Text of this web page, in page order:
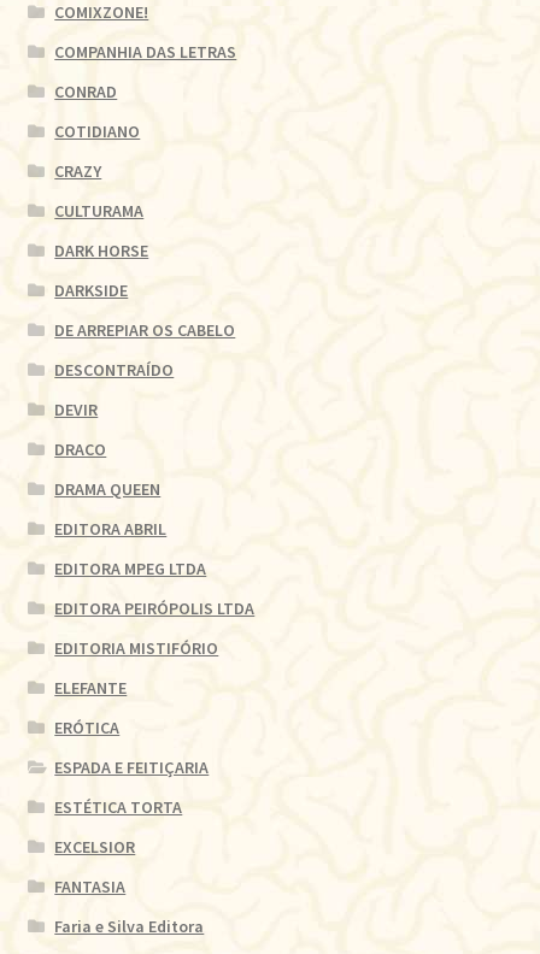
COMIXZONE!
COMPANHIA DAS LETRAS
CONRAD
COTIDIANO
CRAZY
CULTURAMA
DARK HORSE
DARKSIDE
DE ARREPIAR OS CABELO
DESCONTRAÍDO
DEVIR
DRACO
DRAMA QUEEN
EDITORA ABRIL
EDITORA MPEG LTDA
EDITORA PEIRÓPOLIS LTDA
EDITORIA MISTIFÓRIO
ELEFANTE
ERÓTICA
ESPADA E FEITIÇARIA
ESTÉTICA TORTA
EXCELSIOR
FANTASIA
Faria e Silva Editora